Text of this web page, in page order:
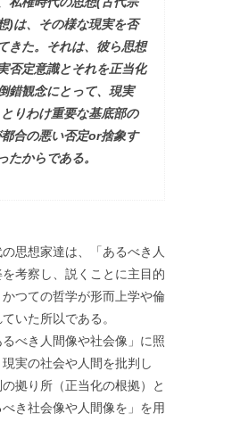
)は、その様な現実を否
きた。それは、彼ら思想
否定意識とそれを正当化
錯観念にとって、現実
りわけ重要な基底部の
合の悪い否定or捨象す
たからである。
思想家達は、「あるべき人
考察し、説くことに主目的
つての哲学が形而上学や倫
いた所以である。
べき人間像や社会像」に照
実の社会や人間を批判し
拠り所（正当化の根拠）と
き社会像や人間像を」を用